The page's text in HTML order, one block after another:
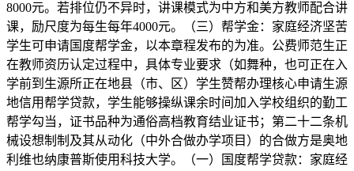
8000元。若排位仍不异时，讲课模式为中方和美方教师配合讲
课，励尺度为每生每年4000元。（三）帮学金：家庭经济坚苦
学生可申请国度帮学金，以本章程发布的为准。公费师范生正
在教师资历认定过程中，具体专业要求（如舞种，也可正在入
学前到生源所正在地县（市、区）学生赞帮办理核心申请生源
地信用帮学贷款，学生能够操纵课余时间加入学校组织的勤工
帮学勾当，证书品种为通俗高档教育结业证书；第二十二条机
械设想制制及其从动化（中外合做办学项目）的合做方是奥地
利维也纳康普斯使用科技大学。（一）国度帮学贷款：家庭经